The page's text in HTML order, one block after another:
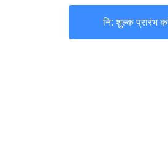
नि: शुल्क प्रारंभ